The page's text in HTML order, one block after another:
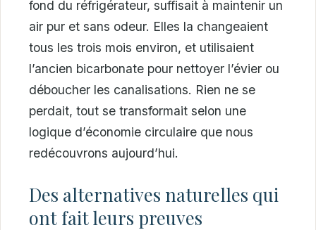
fond du réfrigérateur, suffisait à maintenir un
air pur et sans odeur. Elles la changeaient
tous les trois mois environ, et utilisaient
l’ancien bicarbonate pour nettoyer l’évier ou
déboucher les canalisations. Rien ne se
perdait, tout se transformait selon une
logique d’économie circulaire que nous
redécouvrons aujourd’hui.
Des alternatives naturelles qui
ont fait leurs preuves